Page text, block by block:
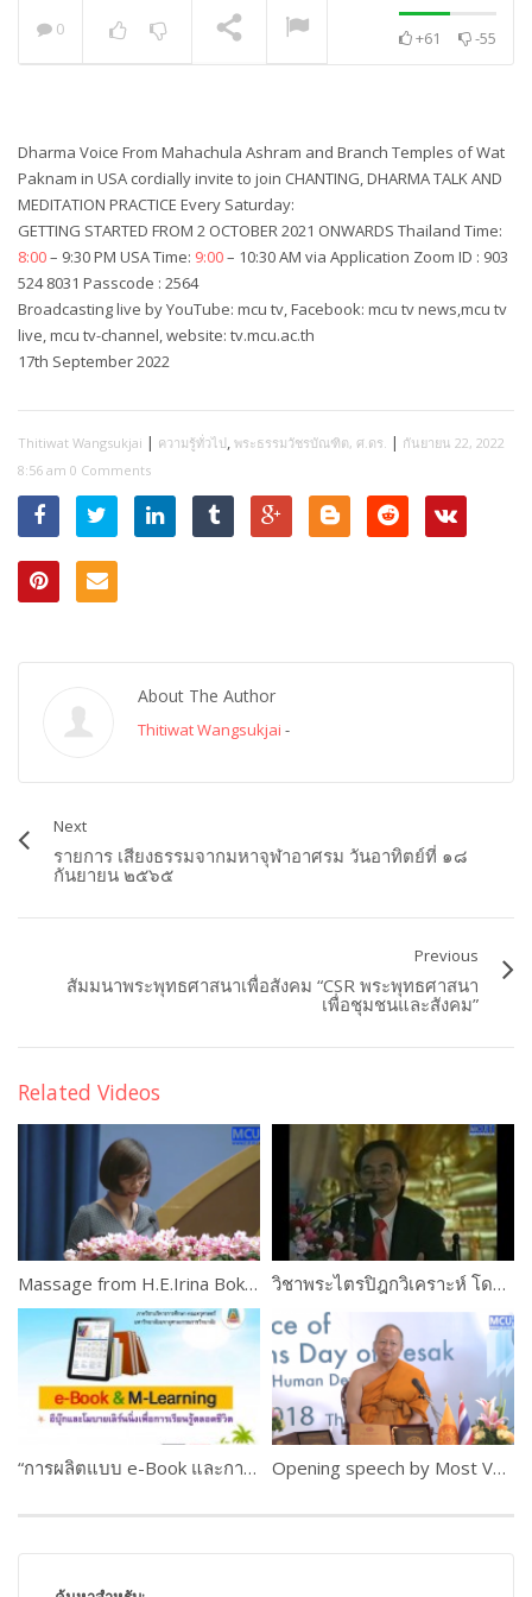
0 +61 -55
Dharma Voice From Mahachula Ashram and Branch Temples of Wat
Paknam in USA cordially invite to join CHANTING, DHARMA TALK AND
MEDITATION PRACTICE Every Saturday:
GETTING STARTED FROM 2 OCTOBER 2021 ONWARDS Thailand Time:
8:00– 9:30 PM USA Time: 9:00– 10:30 AM via Application Zoom ID : 903
524 8031 Passcode : 2564
Broadcasting live by YouTube: mcu tv, Facebook: mcu tv news,mcu tv
live, mcu tv-channel, website: tv.mcu.ac.th
17th September 2022
Thitiwat Wangsukjai | ความรู้ทั่วไป, พระธรรมวัชรบัณฑิต, ศ.ดร. | กันยายน 22, 2022
8:56 am 0 Comments
About The Author
Thitiwat Wangsukjai -
Next
รายการ เสียงธรรมจากมหาจุฬาอาศรม วันอาทิตย์ที่ ๑๘
กันยายน ๒๕๖๕
Previous
สัมมนาพระพุทธศาสนาเพื่อสังคม “CSR พระพุทธศาสนา
เพื่อชุมชนและสังคม”
Related Videos
Massage from H.E.Irina Bokova วิชาพระไตรปิฎกวิเคราะห์ โดยอาจารย์เสฐียรพงษ์ วรรณปก ตอนที่ 1
“การผลิตแบบ e-Book และการใช้งานระบบ M-Learning ” ดร.เกษม แสงนนท์ และคณะ PART #1 Opening speech by Most Ven. Prof. Dr. Phra Brahmapundit